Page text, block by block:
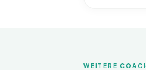
WEITERE